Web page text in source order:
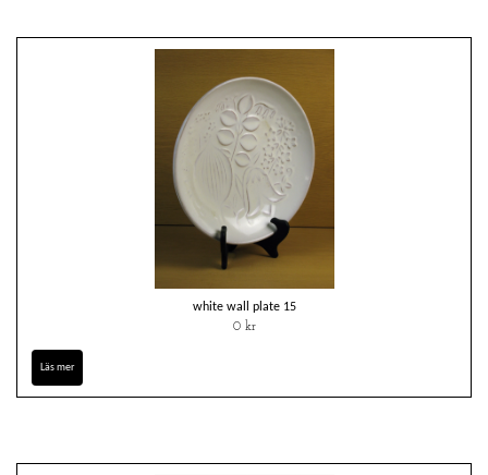
white wall plate 15
0 kr
Läs mer